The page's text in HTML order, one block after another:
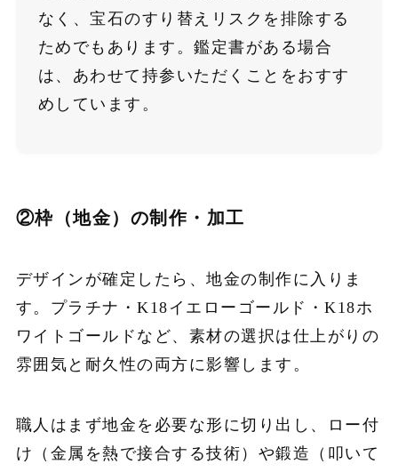
なく、宝石のすり替えリスクを排除する
ためでもあります。鑑定書がある場合
は、あわせて持参いただくことをおすす
めしています。
②枠（地金）の制作・加工
デザインが確定したら、地金の制作に入りま
す。プラチナ・K18イエローゴールド・K18ホ
ワイトゴールドなど、素材の選択は仕上がりの
雰囲気と耐久性の両方に影響します。
職人はまず地金を必要な形に切り出し、ロー付
け（金属を熱で接合する技術）や鍛造（叩いて